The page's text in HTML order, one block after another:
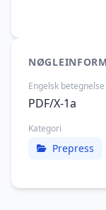
Engelsk betegnelse
PDF/X-1a
Kategori
Prepress